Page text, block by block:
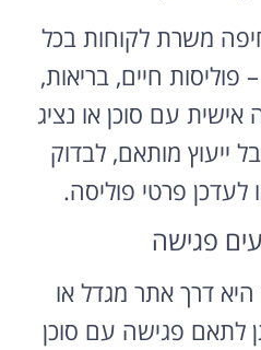
משרת לקוחות בכל
פוליסות חיים, בריאות,
אישית עם סוכן או נציג
ייעוץ מותאם, לבדוק
לעדכן פרטי פוליסה.
פגישה
דרך אתר מגדל או
לתאם פגישה עם סוכן